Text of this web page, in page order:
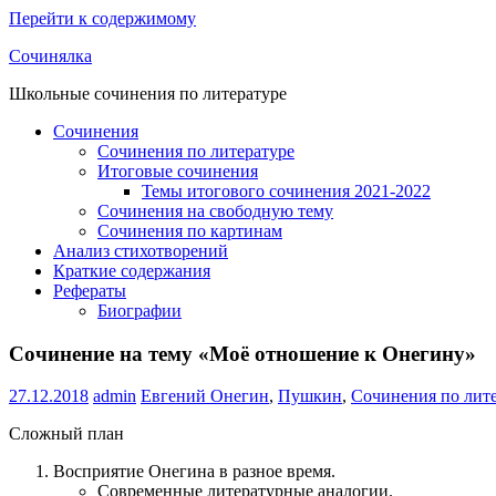
Перейти к содержимому
Сочинялка
Школьные сочинения по литературе
Сочинения
Сочинения по литературе
Итоговые сочинения
Темы итогового сочинения 2021-2022
Сочинения на свободную тему
Сочинения по картинам
Анализ стихотворений
Краткие содержания
Рефераты
Биографии
Сочинение на тему «Моё отношение к Онегину»
27.12.2018 admin Евгений Онегин, Пушкин, Сочинения по
Сложный план
Восприятие Онегина в разное время.
Современные литературные аналогии.